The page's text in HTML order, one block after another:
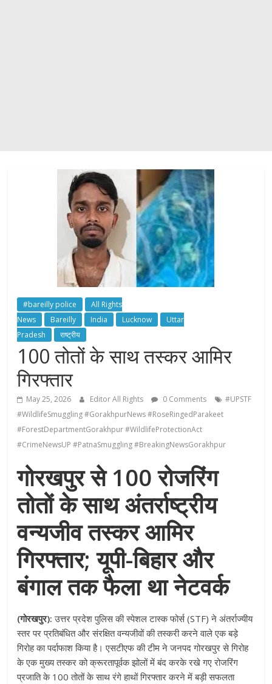
#bareilly police
All Rights
News
Bareilly India Lucknow
Uttar
Pradesh
राष्ट्रीय
100 तोतों के साथ तस्कर आमिर
गिरफ्तार
May 25, 2026 Editor All Rights 0 Comments
#UPSTF
#WildlifeSmuggling #GorakhpurNews #RoseRingedParakeet
#ForestDepartmentGorakhpur #WildlifeProtectionAct
#CrimeNewsUP #PatnaSmuggling #BreakingNewsGorakhpur
गोरखपुर से 100 रोजरिंग
तोतों के साथ अंतर्राष्ट्रीय
वन्यजीव तस्कर आमिर
गिरफ्तार; यूपी-बिहार और
बंगाल तक फैला था नेटवर्क
(गोरखपुर): उत्तर प्रदेश पुलिस की स्पेशल टास्क फोर्स (STF) ने अंतर्राज्यीय
स्तर पर प्रतिबंधित और संरक्षित वन्यजीवों की तस्करी करने वाले एक बड़े
गिरोह का पर्दाफाश किया है। एसटीएफ की टीम ने जनपद गोरखपुर से गिरोह
के एक मुख्य तस्कर को क्रूरतापूर्वक झोलों में बंद करके रखे गए रोजरिंग
प्रजाति के 100 तोतों के साथ रंगे हाथों गिरफ्तार करने में बड़ी सफलता